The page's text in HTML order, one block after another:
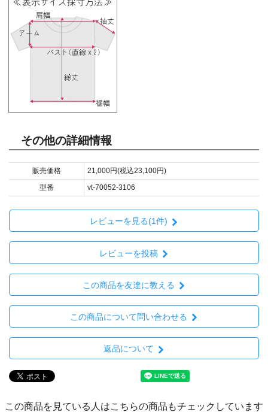
その他の詳細情報
販売価格
21,000円(税込23,100円)
型番
vt-70052-3106
レビューを見る(1件)
レビューを投稿
この商品を友達に教える
この商品について問い合わせる
返品について
この商品を見ている人はこちらの商品もチェックしています